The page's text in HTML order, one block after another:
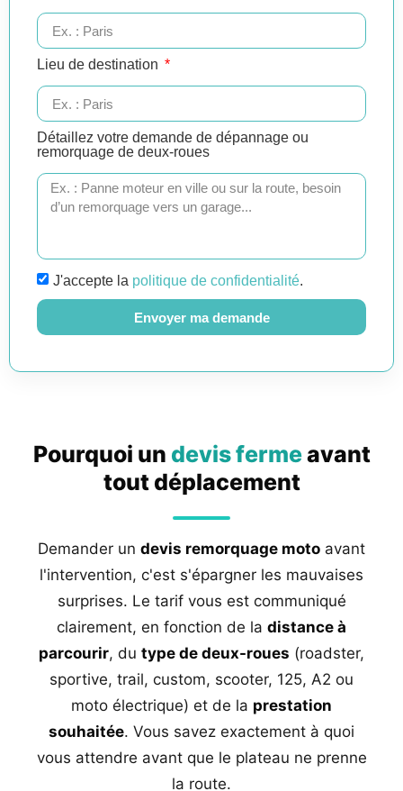
Lieu de destination
Détaillez votre demande de dépannage ou
remorquage de deux-roues
J'accepte la politique de confidentialité.
Envoyer ma demande
Pourquoi un devis fermeavant
tout déplacement
Demander un devis remorquage moto avant
l'intervention, c'est s'épargner les mauvaises
surprises. Le tarif vous est communiqué
clairement, en fonction de la distance à
parcourir, du type de deux-roues (roadster,
sportive, trail, custom, scooter, 125, A2 ou
moto électrique) et de la prestation
souhaitée. Vous savez exactement à quoi
vous attendre avant que le plateau ne prenne
la route.